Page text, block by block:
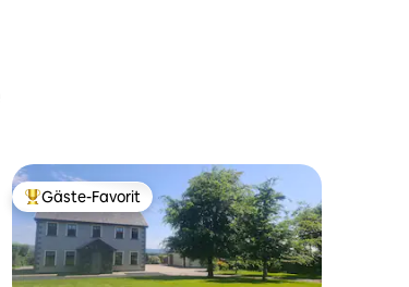
Beliebter Gäste-Favorit.
Gäste-Favorit